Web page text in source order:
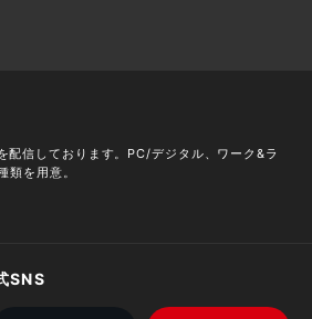
配信しております。PC/デジタル、ワーク&ラ
類を用意。
SNS